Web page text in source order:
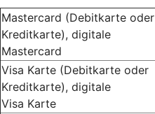
Mastercard (Debitkarte oder
Kreditkarte), digitale
Mastercard
Visa Karte (Debitkarte oder
Kreditkarte), digitale
Visa Karte